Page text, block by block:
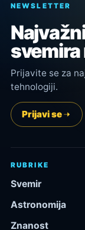
NEWSLETTER
svemira
Prijavite se za
tehnologiji.
Prijavi se
RUBRIKE
Svemir
Astronomija
Znanost